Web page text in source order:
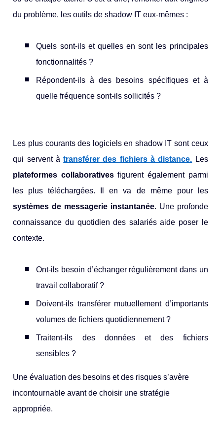
du problème, les outils de shadow IT eux-mêmes :
Quels sont-ils et quelles en sont les principales
fonctionnalités ?
Répondent-ils à des besoins spécifiques et à
quelle fréquence sont-ils sollicités ?
Les plus courants des logiciels en shadow IT sont ceux
qui servent à transférer des fichiers à distance. Les
plateformes collaborativesfigurent également parmi
les plus téléchargées. Il en va de même pour les
systèmes de messagerie instantanée. Une profonde
connaissance du quotidien des salariés aide poser le
contexte.
Ont-ils besoin d’échanger régulièrement dans un
travail collaboratif ?
Doivent-ils transférer mutuellement d’importants
volumes de fichiers quotidiennement ?
Traitent-ils des données et des fichiers
sensibles ?
Une évaluation des besoins et des risques s’avère
incontournable avant de choisir une stratégie
appropriée.